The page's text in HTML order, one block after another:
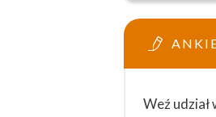
Weź udział